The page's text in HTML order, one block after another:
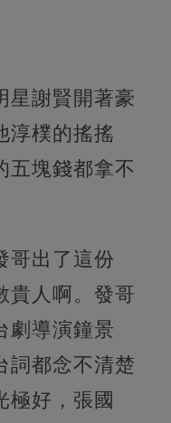
星謝賢開著豪
淳樸的搖搖
五塊錢都拿不
哥出了這份
貴人啊。發哥
劇導演鐘景
詞都念不清楚
極好，張國